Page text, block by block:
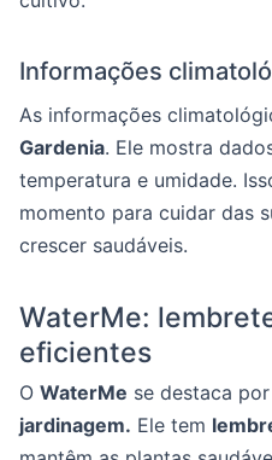
Informações
As informações
Gardenia. Ele mostra
temperatura e umidade.
momento para cuidar das
crescer saudáveis.
WaterMe:
eficientes
O WaterMe se destaca
jardinagem. Ele tem